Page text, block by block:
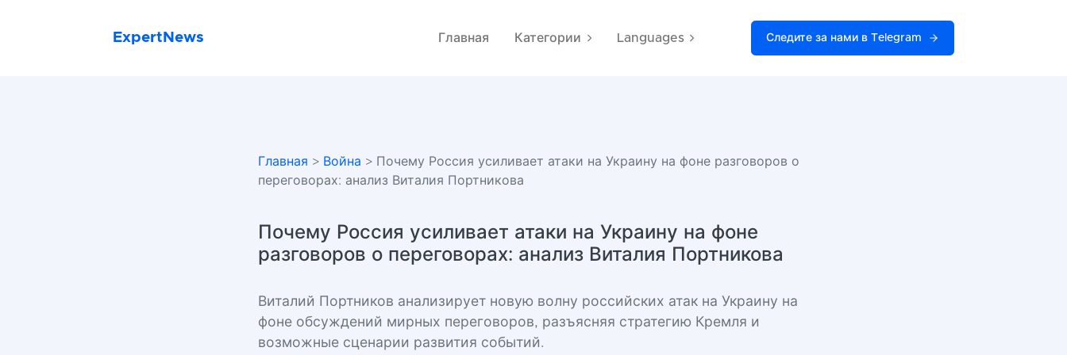
ExpertNews Главная Категории Languages Следите за нами в Telegram
Главная > Война > Почему Россия усиливает атаки на Украину на фоне разговоров о
переговорах: анализ Виталия Портникова
Почему Россия усиливает атаки на Украину на фоне
разговоров о переговорах: анализ Виталия Портникова
Виталий Портников анализирует новую волну российских атак на Украину на
фоне обсуждений мирных переговоров, разъясняя стратегию Кремля и
возможные сценарии развития событий.